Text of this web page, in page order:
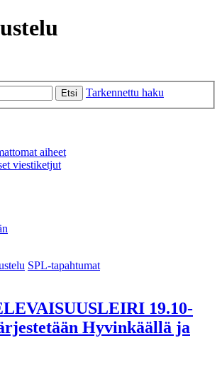
Etsi Tarkennettu haku
aiheet
viestiketjut
SPL-tapahtumat
19.10-
Hyvinkäällä ja